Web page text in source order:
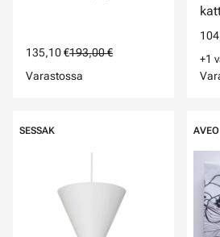
135,10 €193,00 €
Varastossa
+1
SESSAK AVEO